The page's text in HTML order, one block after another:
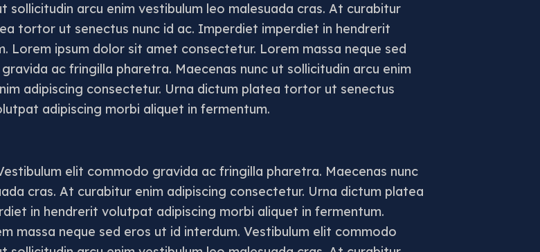
sollicitudin arcu enim vestibulum leo malesuada cras. At curabitur
tortor ut senectus nunc id ac. Imperdiet imperdiet in hendrerit
Lorem ipsum dolor sit amet consectetur. Lorem massa neque sed
ac fringilla pharetra. Maecenas nunc ut sollicitudin arcu enim
adipiscing consectetur. Urna dictum platea tortor ut senectus
adipiscing morbi aliquet in fermentum.
elit commodo gravida ac fringilla pharetra. Maecenas nunc
cras. At curabitur enim adipiscing consectetur. Urna dictum platea
in hendrerit volutpat adipiscing morbi aliquet in fermentum.
massa neque sed eros ut id interdum. Vestibulum elit commodo